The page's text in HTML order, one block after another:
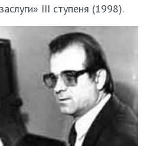
ІІІ ступеня (1998).